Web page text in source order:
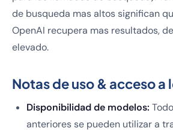
de busqueda mas altos significan
OpenAI recupera mas resultados,
elevado.
Notas de uso & acceso a
Disponibilidad de modelos:
anteriores se pueden utilizar a